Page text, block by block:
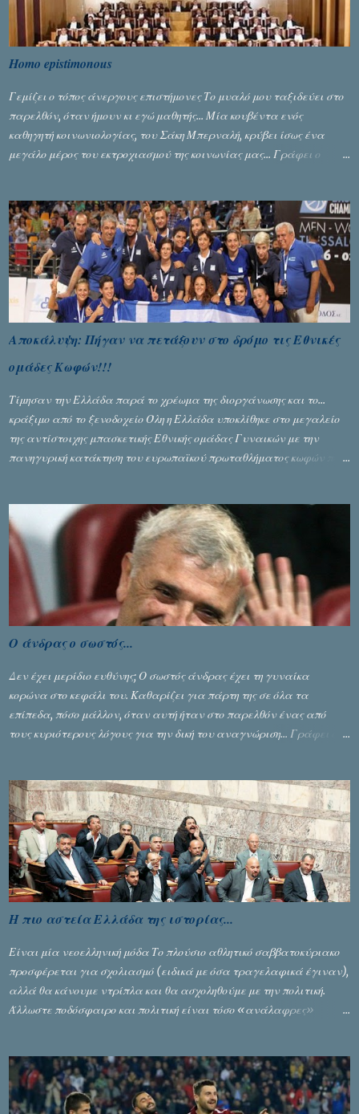
Homo epistimonous
Γεμίζει ο τόπος άνεργους επιστήμονες Το μυαλό μου ταξιδεύει στο
παρελθόν, όταν ήμουν κι εγώ μαθητής... Μία κουβέντα ενός
καθηγητή κοινωνιολογίας, του Σάκη Μπερναλή, κρύβει ίσως ένα
μεγάλο μέρος του εκτροχιασμού της κοινωνίας μας... Γράφει ο
Αποκάλυψη: Πήγαν να πετάξουν στο δρόμο τις Εθνικές
ομάδες Κωφών!!!
Τίμησαν την Ελλάδα παρά το χρέωμα της διοργάνωσης και το...
κράξιμο από το ξενοδοχείο Όλη η Ελλάδα υποκλίθηκε στο μεγαλείο
της αντίστοιχης μπασκετικής Εθνικής ομάδας Γυναικών με την
πανηγυρική κατάκτηση του ευρωπαϊκού πρωταθλήματος κωφών που
Ζέρβα με την πορεία τους που ολοκληρώθηκε με τη νίκη τους στον
τελικό επί της Λιθουανίας, υπάρχουν και τα δυσάρεστα. Τα πολύ
δυσάρεστα...
Ο άνδρας ο σωστός...
Δεν έχει μερίδιο ευθύνης; Ο σωστός άνδρας έχει τη γυναίκα
κορώνα στο κεφάλι του. Καθαρίζει για πάρτη της σε όλα τα
επίπεδα, πόσο μάλλον, όταν αυτή ήταν στο παρελθόν ένας από
τους κυριότερους λόγους για την δική του αναγνώριση... Γράφει ο
Η πιο αστεία Ελλάδα της ιστορίας...
Είναι μία νεοελληνική μόδα Το πλούσιο αθλητικό σαββατοκύριακο
προσφέρεται για σχολιασμό (ειδικά με όσα τραγελαφικά έγιναν),
αλλά θα κάνουμε ντρίπλα και θα ασχοληθούμε με την πολιτική.
Άλλωστε ποδόσφαιρο και πολιτική είναι τόσο «ανάλαφρες»